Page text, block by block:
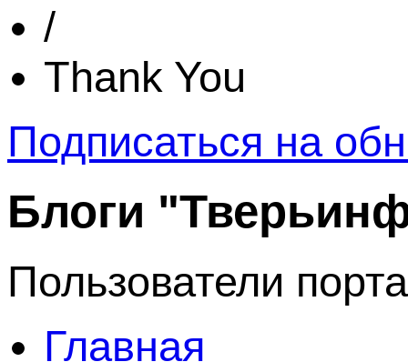
/
Thank You
Подписаться на
Блоги
Пользователи
Главная